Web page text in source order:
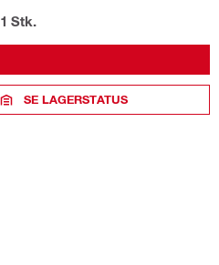
1 Stk.
SE LAGERSTATUS